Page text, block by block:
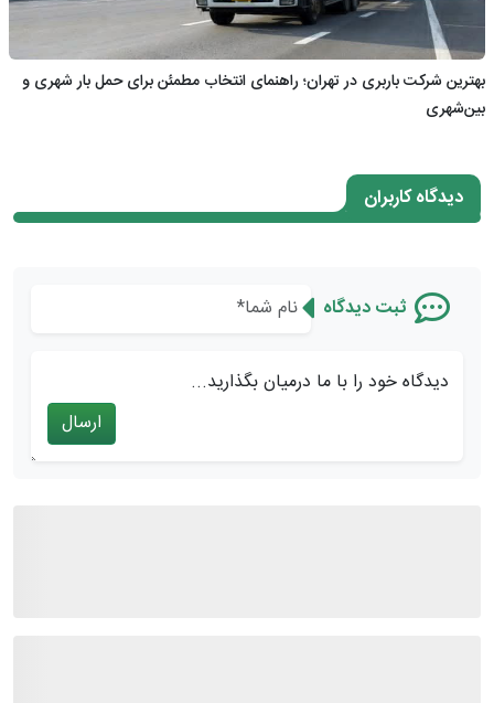
بهترین شرکت باربری در تهران؛ راهنمای انتخاب مطمئن برای حمل بار شهری و
بین‌شهری
دیدگاه کاربران
ثبت دیدگاه
دیدگاه خود را با ما درمیان بگذارید...
ارسال